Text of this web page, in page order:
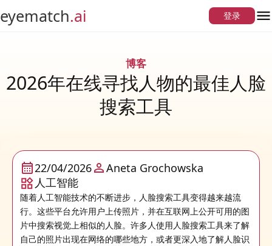
eyematch.ai 登录
博客
2026年在线寻找人物的最佳人脸
搜索工具
22/04/2026
Aneta Grochowska
人工智能
随着人工智能技术的不断进步，人脸搜索工具变得越来越流
行。这些平台允许用户上传照片，并在互联网上公开可用的图
片中搜索视觉上相似的人脸。许多人使用人脸搜索工具来了解
自己的照片出现在网络的哪些地方，或者更深入地了解人脸识